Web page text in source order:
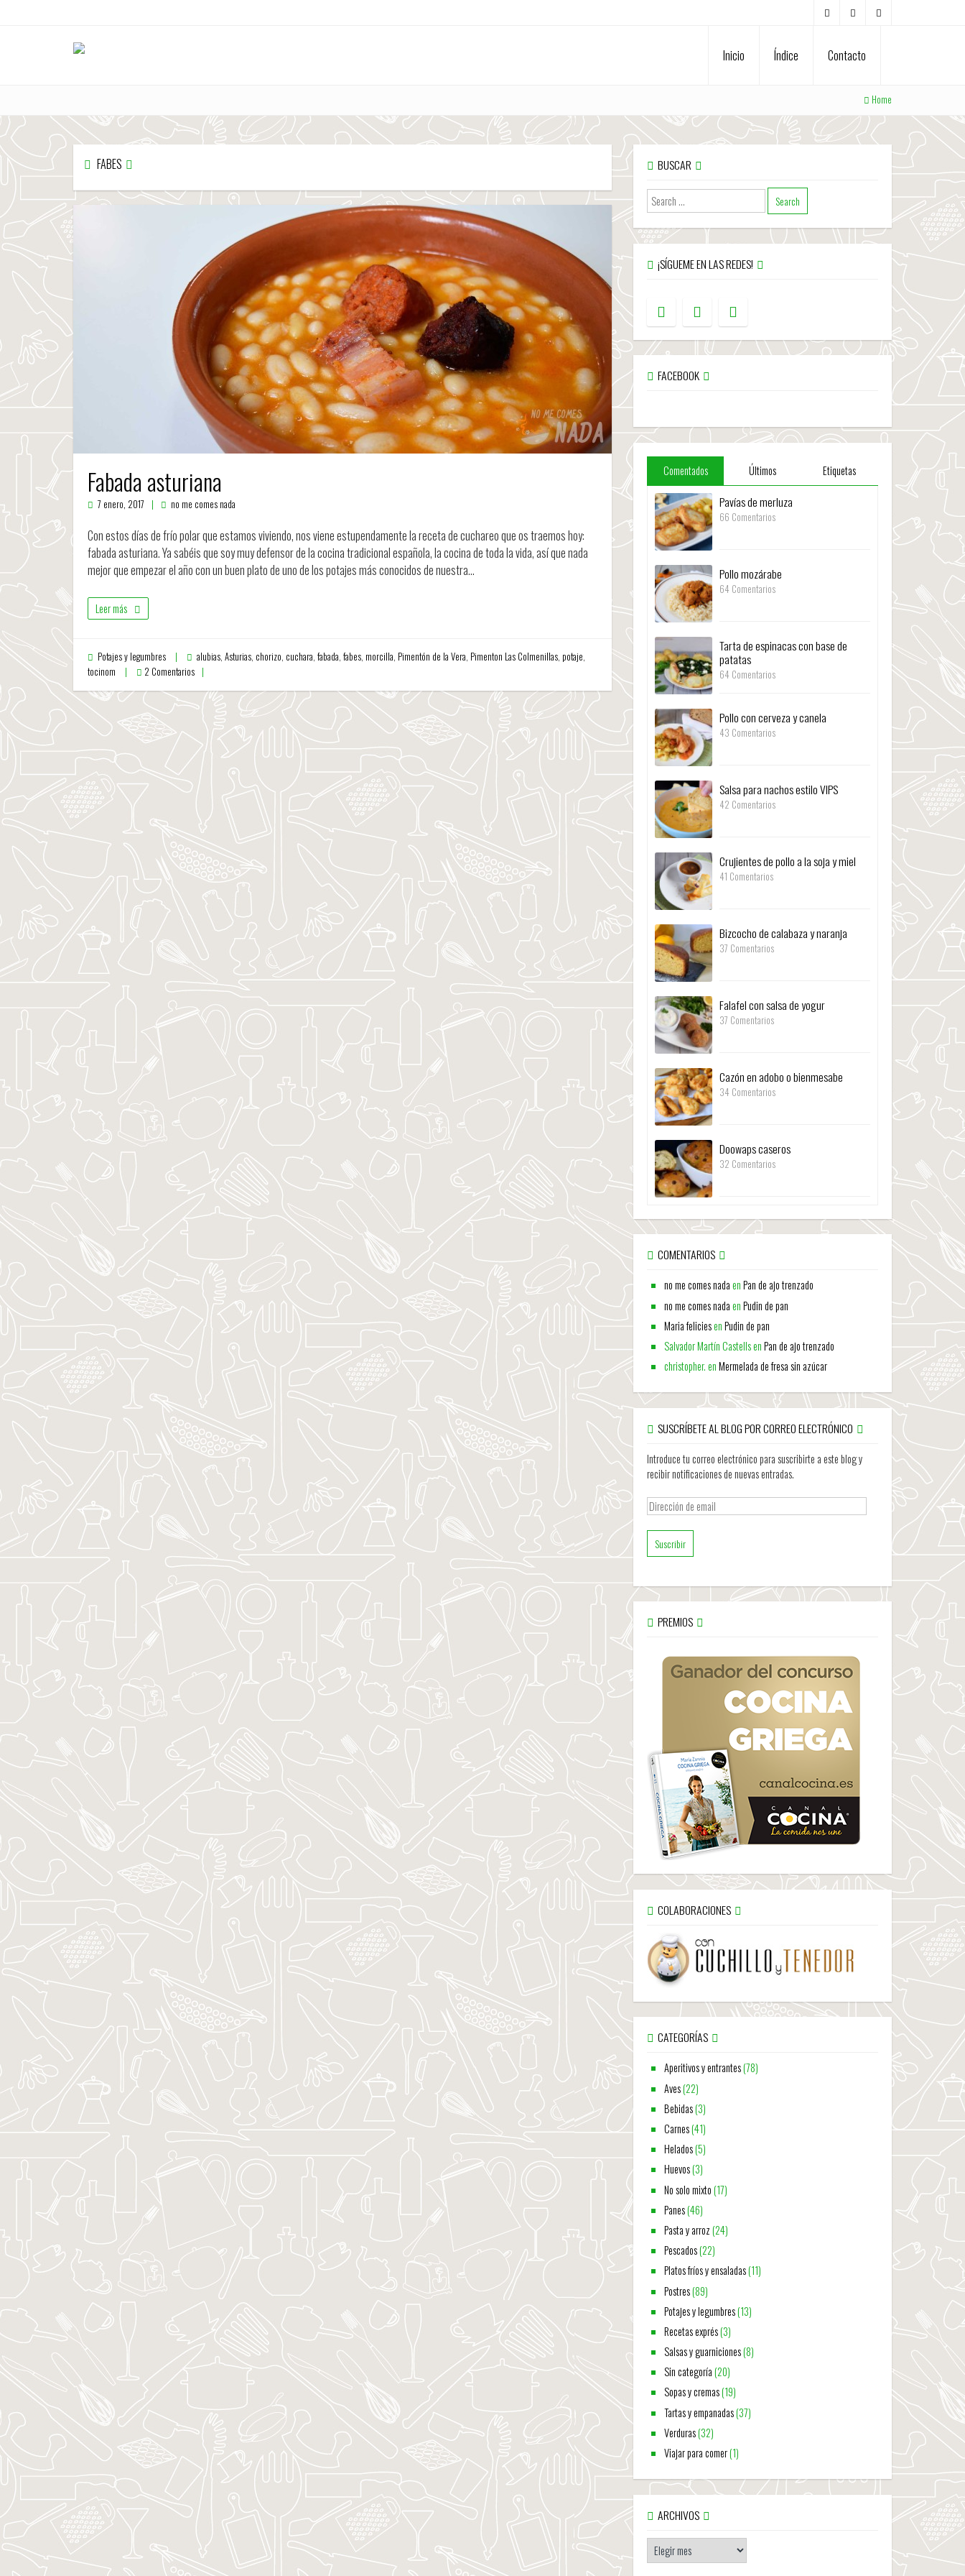
Inicio Índice Contacto
Home
FABES
Fabada asturiana
7 enero, 2017 no me comes nada
Con estos días de frío polar que estamos viviendo, nos viene estupendamente la receta de cuchareo que os traemos hoy:
fabada asturiana. Ya sabéis que soy muy defensor de la cocina tradicional española, la cocina de toda la vida, así que nada
mejor que empezar el año con un buen plato de uno de los potajes más conocidos de nuestra…
Leer más
Potajes y legumbres alubias, Asturias, chorizo, cuchara, fabada, fabes, morcilla, Pimentón de la Vera, Pimenton Las Colmenillas, potaje,
tocinom
2 Comentarios
BUSCAR
¡SÍGUEME EN LAS REDES!
FACEBOOK
Comentados Últimos Etiquetas
Pavías de merluza
66 Comentarios
Pollo mozárabe
64 Comentarios
Tarta de espinacas con base de
patatas
64 Comentarios
Pollo con cerveza y canela
43 Comentarios
Salsa para nachos estilo VIPS
42 Comentarios
Crujientes de pollo a la soja y miel
41 Comentarios
Bizcocho de calabaza y naranja
37 Comentarios
Falafel con salsa de yogur
37 Comentarios
Cazón en adobo o bienmesabe
34 Comentarios
Doowaps caseros
32 Comentarios
COMENTARIOS
no me comes nadaenPan de ajo trenzado
no me comes nadaenPudin de pan
Maria feliciesenPudin de pan
Salvador Martín CastellsenPan de ajo trenzado
christopher.enMermelada de fresa sin azúcar
SUSCRÍBETE AL BLOG POR CORREO ELECTRÓNICO
Introduce tu correo electrónico para suscribirte a este blog y
recibir notificaciones de nuevas entradas.
Dirección
de
email
PREMIOS
COLABORACIONES
CATEGORÍAS
Aperitivos y entrantes(78)
Aves(22)
Bebidas(3)
Carnes(41)
Helados(5)
Huevos(3)
No solo mixto(17)
Panes(46)
Pasta y arroz(24)
Pescados(22)
Platos fríos y ensaladas(11)
Postres(89)
Potajes y legumbres(13)
Recetas exprés(3)
Salsas y guarniciones(8)
Sin categoría(20)
Sopas y cremas(19)
Tartas y empanadas(37)
Verduras(32)
Viajar para comer(1)
ARCHIVOS